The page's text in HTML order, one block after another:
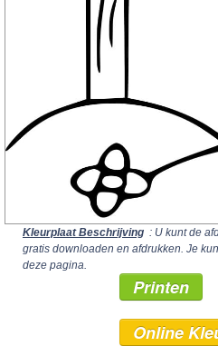
Kleurplaat Beschrijving : U kunt de
gratis downloaden en afdrukken. Je
deze pagina.
Printen
Online